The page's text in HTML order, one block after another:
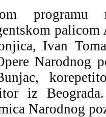
palicom
Ivan
Narodnog
iz
Narodnog